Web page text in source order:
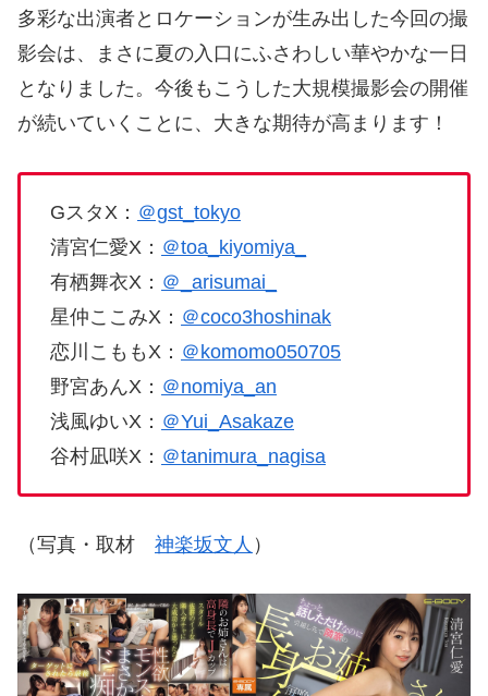
多彩な出演者とロケーションが生み出した今回の撮
影会は、まさに夏の入口にふさわしい華やかな一日
となりました。今後もこうした大規模撮影会の開催
が続いていくことに、大きな期待が高まります！
GスタX： ＠gst_tokyo
清宮仁愛X： ＠toa_kiyomiya_
有栖舞衣X： ＠_arisumai_
星仲ここみX： ＠coco3hoshinak
恋川こももX： ＠komomo050705
野宮あんX： ＠nomiya_an
浅風ゆいX： ＠Yui_Asakaze
谷村凪咲X： ＠tanimura_nagisa
（写真・取材 神楽坂文人 ）